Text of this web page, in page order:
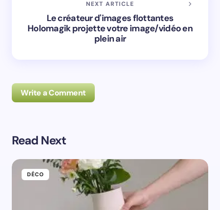
NEXT ARTICLE
Le créateur d'images flottantes
Holomagik projette votre image/vidéo en
plein air
Write a Comment
Prévenez-moi de tous les nouveaux commentaires par
e-mail.
Prévenez-moi de tous les nouveaux articles par e-
Read Next
DÉCO